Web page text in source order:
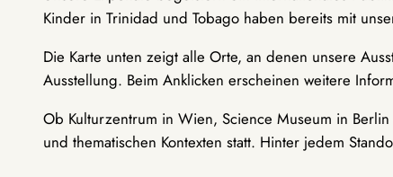
Kinder in Trinidad und Tobago haben bereits mit
Die Karte unten zeigt alle Orte, an denen unsere
Ausstellung. Beim Anklicken erscheinen weitere
Ob Kulturzentrum in Wien, Science Museum in
und thematischen Kontexten statt. Hinter jedem